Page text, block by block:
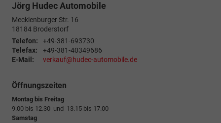
Jörg Hudec Automobile
Mecklenburger Str. 16
18184 Broderstorf
Telefon:
+49-381-693730
Telefax:
+49-381-40349686
E-Mail:
verkauf@hudec-automobile.de
Öffnungszeiten
Montag bis Freitag
9.00 bis 12.30 und 13.15 bis 17.00
Samstag